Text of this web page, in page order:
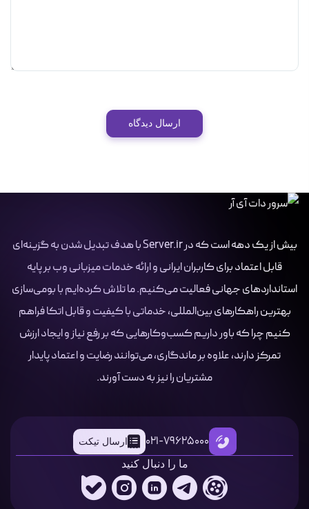
ارسال دیدگاه
بیش از یک دهه است که در Server.ir با هدف تبدیل شدن به گزینه‌ای
قابل اعتماد برای کاربران ایرانی و ارائه خدمات میزبانی وب بر پایه
استانداردهای جهانی فعالیت می‌کنیم. ما تلاش کرده‌ایم با بومی‌سازی
بهترین راهکارهای بین‌المللی، خدماتی با کیفیت و قابل اتکا فراهم
کنیم چرا که باور داریم کسب‌وکارهایی که بر رفع نیاز و ایجاد ارزش
تمرکز دارند، علاوه بر ماندگاری، می‌توانند رضایت و اعتماد پایدار
مشتریان را نیز به دست آورند.
021-79625000 ارسال تیکت
ما را دنبال کنید